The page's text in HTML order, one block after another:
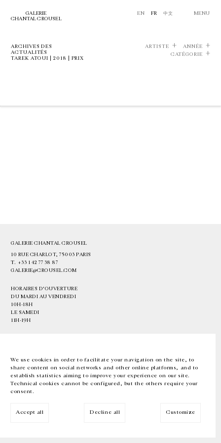
We use cookies in order to facilitate your navigation on the site, to
share content on social networks and other online platforms, and to
establish statistics aiming to improve your experience on our site.
Technical cookies cannot be configured, but the others require your
consent.
Accept all Decline all Customize
GALERIE
CHANTAL CROUSEL
EN FR 中文 MENU
ARCHIVES DES
ACTUALITÉS
TAREK ATOUI | 2018 | PRIX
ARTISTE
ANNÉE
CATÉGORIE
GALERIE CHANTAL CROUSEL
10 RUE CHARLOT, 75003 PARIS
T. +33 1 42 77 38 87
GALERIE@CROUSEL.COM
HORAIRES D'OUVERTURE
DU MARDI AU VENDREDI
10H-18H
LE SAMEDI
11H-19H
EN FR 中文 Facebook Instagram
Inscrivez-vous à notre newsletter